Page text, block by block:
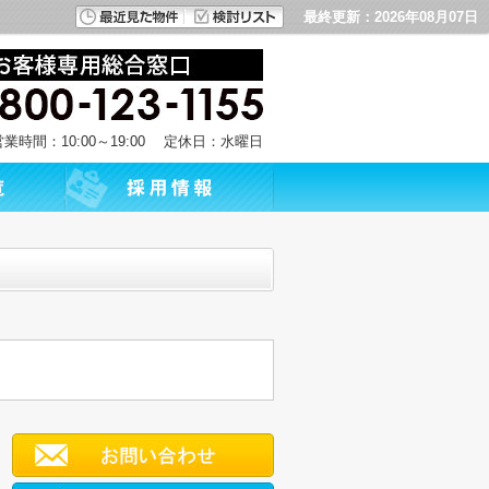
最終更新：2026年08月07日
業時間：10:00～19:00 定休日：水曜日